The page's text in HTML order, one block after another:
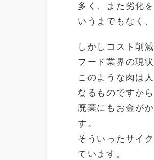
多く、また劣化
いうまでもなく
しかしコスト削
フード業界の現状
このような肉は
なるものですか
廃棄にもお金が
す。
そういったサイ
ています。